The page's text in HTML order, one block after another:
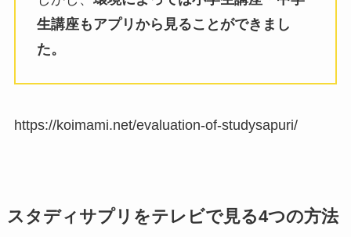
生講座もアプリから見ることができまし
た。
https://koimami.net/evaluation-of-studysapuri/
スタディサプリをテレビで見る4つの方法